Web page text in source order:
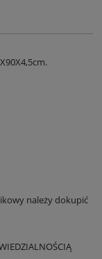
należy dokupić